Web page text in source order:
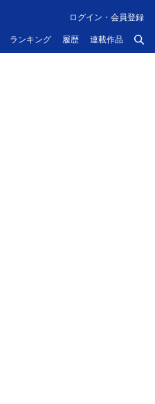
ランキング 履歴 連載作品
ログイン・会員登録